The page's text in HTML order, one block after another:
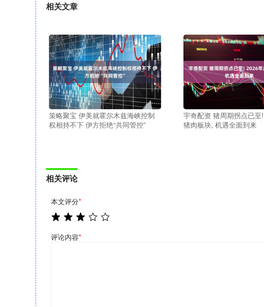
相关文章
策略聚宝 伊美就霍尔木兹海峡控制
权相持不下 伊方拒绝“共同管控”
宇奇配资 猪周期拐点已
猪肉板块, 机遇全面到来
相关评论
本文评分*
评论内容*